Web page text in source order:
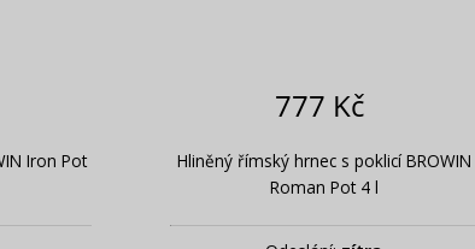
Iron Pot
777 Kč
Hliněný římský hrnec s poklicí BROWIN
Roman Pot 4 l